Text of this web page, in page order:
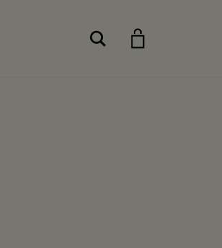
Buscar